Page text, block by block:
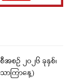
အစဉ် ၂၀၂၆ ခုနှစ်၊
ကြာနေ့)